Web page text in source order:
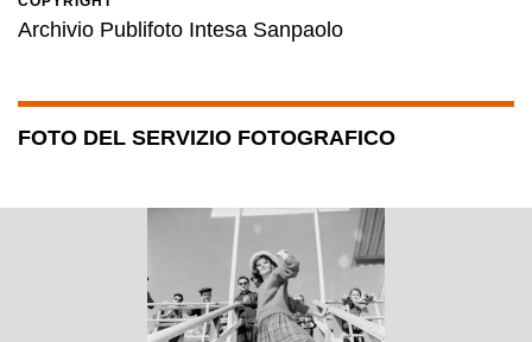
Archivio Publifoto Intesa Sanpaolo
FOTO DEL SERVIZIO FOTOGRAFICO